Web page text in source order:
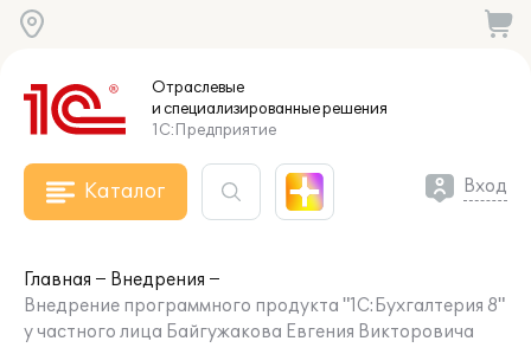
Отраслевые
и специализированныерешения
1С:Предприятие
Каталог Вход
Главная
Внедрения
Внедрение программного продукта "1С:Бухгалтерия 8"
у частного лица Байгужакова Евгения Викторовича